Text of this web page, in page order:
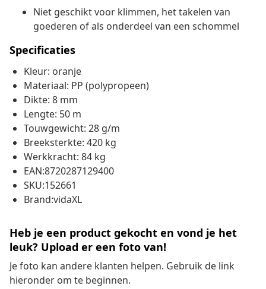
Niet geschikt voor klimmen, het takelen van
goederen of als onderdeel van een schommel
Specificaties
Kleur: oranje
Materiaal: PP (polypropeen)
Dikte: 8 mm
Lengte: 50 m
Touwgewicht: 28 g/m
Breeksterkte: 420 kg
Werkkracht: 84 kg
EAN:8720287129400
SKU:152661
Brand:vidaXL
Heb je een product gekocht en vond je het
leuk? Upload er een foto van!
Je foto kan andere klanten helpen. Gebruik de link
hieronder om te beginnen.